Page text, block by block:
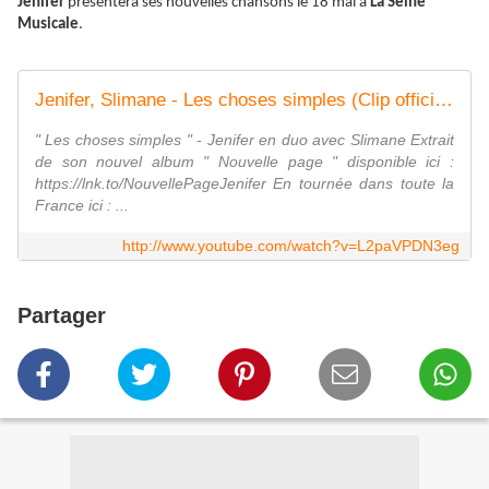
Musicale.
Jenifer, Slimane - Les choses simples (Clip officiel)
" Les choses simples " - Jenifer en duo avec Slimane Extrait
de son nouvel album " Nouvelle page " disponible ici :
https://lnk.to/NouvellePageJenifer En tournée dans toute la
France ici : ...
http://www.youtube.com/watch?v=L2paVPDN3eg
Partager